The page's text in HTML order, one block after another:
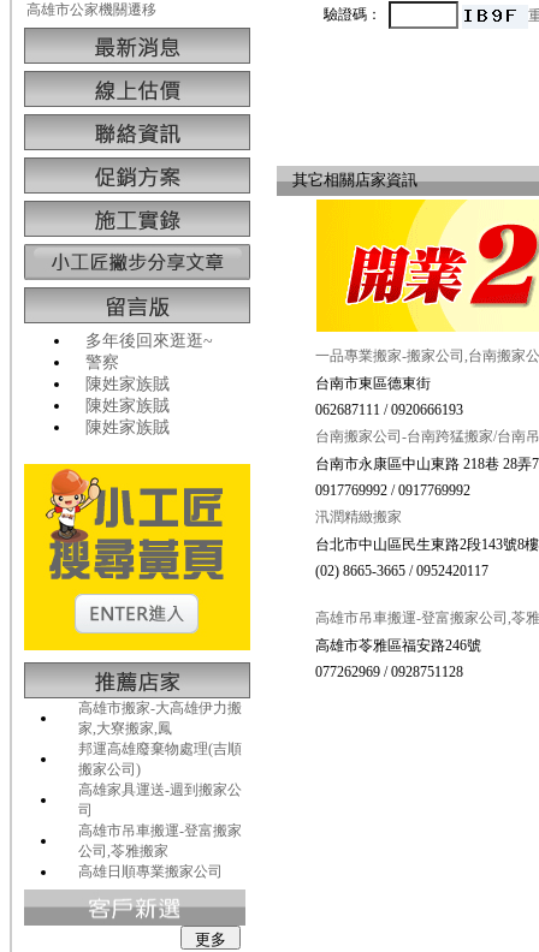
高雄市公家機關遷移
多年後回來逛逛~
警察
陳姓家族賊
陳姓家族賊
陳姓家族賊
高雄市搬家-大高雄伊力搬
家,大寮搬家,鳳
邦運高雄廢棄物處理(吉順
搬家公司)
高雄家具運送-週到搬家公
司
高雄市吊車搬運-登富搬家
公司,苓雅搬家
高雄日順專業搬家公司
驗證碼：
其它相關店家資訊
一品專業搬家-搬家公司,台南搬家
台南市東區德東街
062687111 / 0920666193
台南搬家公司-台南跨猛搬家/台南
台南市永康區中山東路 218巷 28弄
0917769992 / 0917769992
汛潤精緻搬家
台北市中山區民生東路2段143號8樓
(02) 8665-3665 / 0952420117
高雄市吊車搬運-登富搬家公司,苓
高雄市苓雅區福安路246號
077262969 / 0928751128